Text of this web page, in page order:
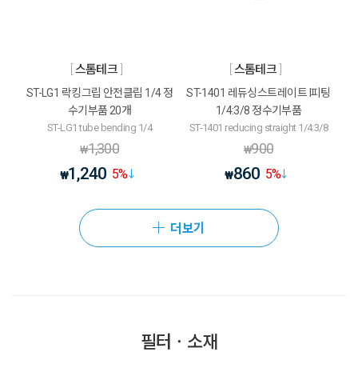
스톰테크
ST-LG1 락킹그립 안전클립 1/4 정
수기부품 20개
ST-LG1 tube bending 1/4
₩1,300
₩1,240 5%
스톰테크
ST-1401 레듀싱스트레이트 I피팅
1/4:3/8 정수기부품
ST-1401 reducing straight 1/4:3/8
₩900
₩860 5%
더보기
필터ㆍ소재